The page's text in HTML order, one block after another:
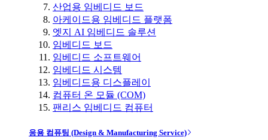
산업용 임베디드 보드
아케이드용 임베디드 플랫폼
엣지 AI 임베디드 솔루션
임베디드 보드
임베디드 소프트웨어
임베디드 시스템
임베디드용 디스플레이
컴퓨터 온 모듈 (COM)
팬리스 임베디드 컴퓨터
응용 컴퓨팅 (Design & Manufacturing Service)